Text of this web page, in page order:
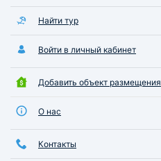
Найти тур
Войти в личный кабинет
Добавить объект размещения
О нас
Контакты